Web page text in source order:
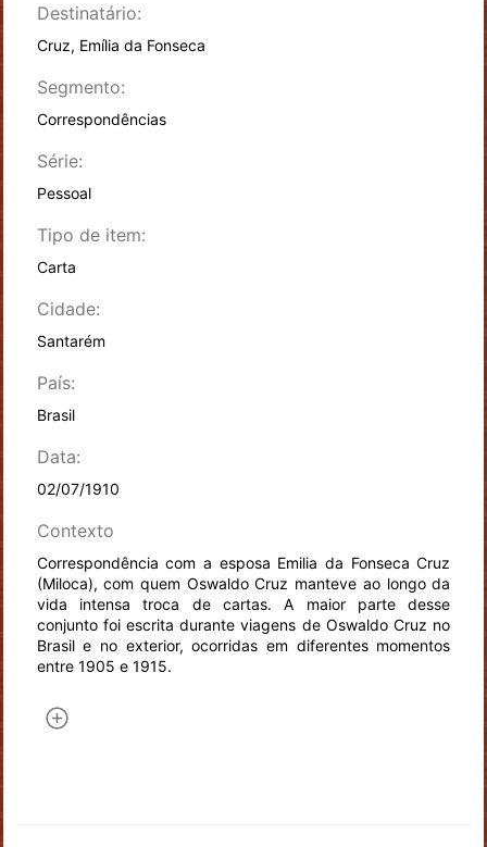
Destinatário:
Cruz, Emília da Fonseca
Segmento:
Correspondências
Série:
Pessoal
Tipo de item:
Carta
Cidade:
Santarém
País:
Brasil
Data:
02/07/1910
Contexto
Correspondência com a esposa Emilia da Fonseca Cruz
(Miloca), com quem Oswaldo Cruz manteve ao longo da
vida intensa troca de cartas. A maior parte desse
conjunto foi escrita durante viagens de Oswaldo Cruz no
Brasil e no exterior, ocorridas em diferentes momentos
entre 1905 e 1915.